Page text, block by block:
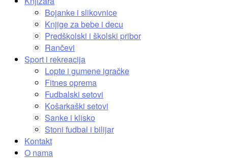
Bojanke i slikovnice
Knjige za bebe i decu
Predškolski i školski pribor
Rančevi
Sport i rekreacija
Lopte i gumene igračke
Fitnes oprema
Fudbalski setovi
Košarkaški setovi
Sanke i klisko
Stoni fudbal i bilijar
Kontakt
O nama